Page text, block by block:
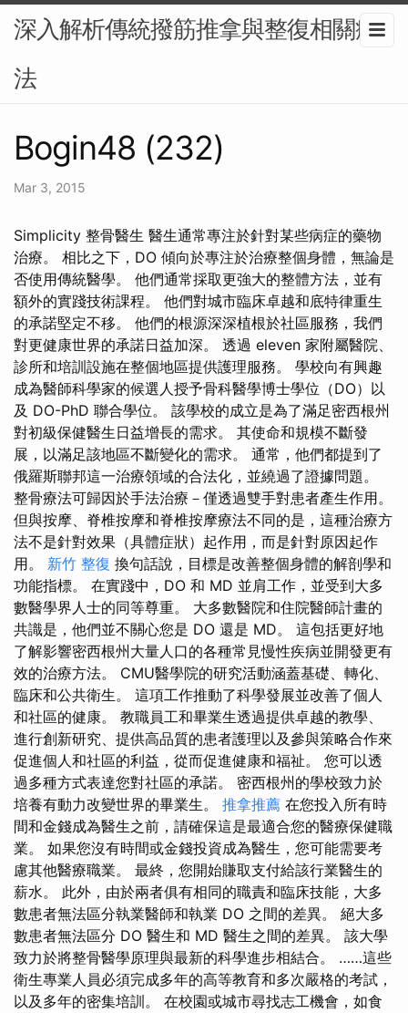
深入解析傳統撥筋推拿與整復相關療
法
Bogin48 (232)
Mar 3, 2015
Simplicity 整骨醫生 醫生通常專注於針對某些病症的藥物
治療。 相比之下，DO 傾向於專注於治療整個身體，無論是
否使用傳統醫學。 他們通常採取更強大的整體方法，並有
額外的實踐技術課程。 他們對城市臨床卓越和底特律重生
的承諾堅定不移。 他們的根源深深植根於社區服務，我們
對更健康世界的承諾日益加深。 透過 eleven 家附屬醫院、
診所和培訓設施在整個地區提供護理服務。 學校向有興趣
成為醫師科學家的候選人授予骨科醫學博士學位（DO）以
及 DO-PhD 聯合學位。 該學校的成立是為了滿足密西根州
對初級保健醫生日益增長的需求。 其使命和規模不斷發
展，以滿足該地區不斷變化的需求。 通常，他們都提到了
俄羅斯聯邦這一治療領域的合法化，並繞過了證據問題。
整骨療法可歸因於手法治療－僅透過雙手對患者產生作用。
但與按摩、脊椎按摩和脊椎按摩療法不同的是，這種治療方
法不是針對效果（具體症狀）起作用，而是針對原因起作
用。 新竹 整復 換句話說，目標是改善整個身體的解剖學和
功能指標。 在實踐中，DO 和 MD 並肩工作，並受到大多
數醫學界人士的同等尊重。 大多數醫院和住院醫師計畫的
共識是，他們並不關心您是 DO 還是 MD。 這包括更好地
了解影響密西根州大量人口的各種常見慢性疾病並開發更有
效的治療方法。 CMU醫學院的研究活動涵蓋基礎、轉化、
臨床和公共衛生。 這項工作推動了科學發展並改善了個人
和社區的健康。 教職員工和畢業生透過提供卓越的教學、
進行創新研究、提供高品質的患者護理以及參與策略合作來
促進個人和社區的利益，從而促進健康和福祉。 您可以透
過多種方式表達您對社區的承諾。 密西根州的學校致力於
培養有動力改變世界的畢業生。 推拿推薦 在您投入所有時
間和金錢成為醫生之前，請確保這是最適合您的醫療保健職
業。 如果您沒有時間或金錢投資成為醫生，您可能需要考
慮其他醫療職業。 最終，您開始賺取支付給該行業醫生的
薪水。 此外，由於兩者俱有相同的職責和臨床技能，大多
數患者無法區分執業醫師和執業 DO 之間的差異。 絕大多
數患者無法區分 DO 醫生和 MD 醫生之間的差異。 該大學
致力於將整骨醫學原理與最新的科學進步相結合。 ……這些
衛生專業人員必須完成多年的高等教育和多次嚴格的考試，
以及多年的密集培訓。 在校園或城市尋找志工機會，如食